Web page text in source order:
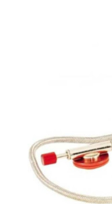
combustion
et performant,
ou